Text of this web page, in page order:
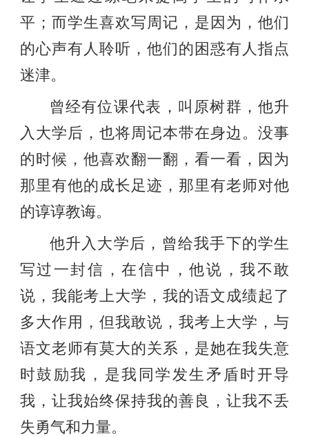
平；而学生喜欢写周记，是因为，他们
的心声有人聆听，他们的困惑有人指点
迷津。
曾经有位课代表，叫原树群，他升
入大学后，也将周记本带在身边。没事
的时候，他喜欢翻一翻，看一看，因为
那里有他的成长足迹，那里有老师对他
的谆谆教诲。
他升入大学后，曾给我手下的学生
写过一封信，在信中，他说，我不敢
说，我能考上大学，我的语文成绩起了
多大作用，但我敢说，我考上大学，与
语文老师有莫大的关系，是她在我失意
时鼓励我，是我同学发生矛盾时开导
我，让我始终保持我的善良，让我不丢
失勇气和力量。